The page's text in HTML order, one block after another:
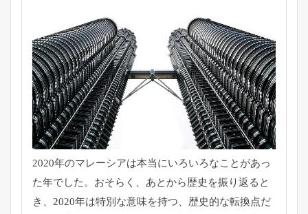
2020年のマレーシアは本当にいろいろなことがあっ
た年でした 。おそらく、あとから歴史を振り返ると
き、2020年は特別な意味を持つ、歴史的な転換点だ